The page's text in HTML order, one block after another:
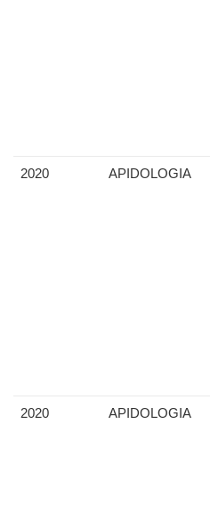
2020 APIDOLOGIA
2020 APIDOLOGIA